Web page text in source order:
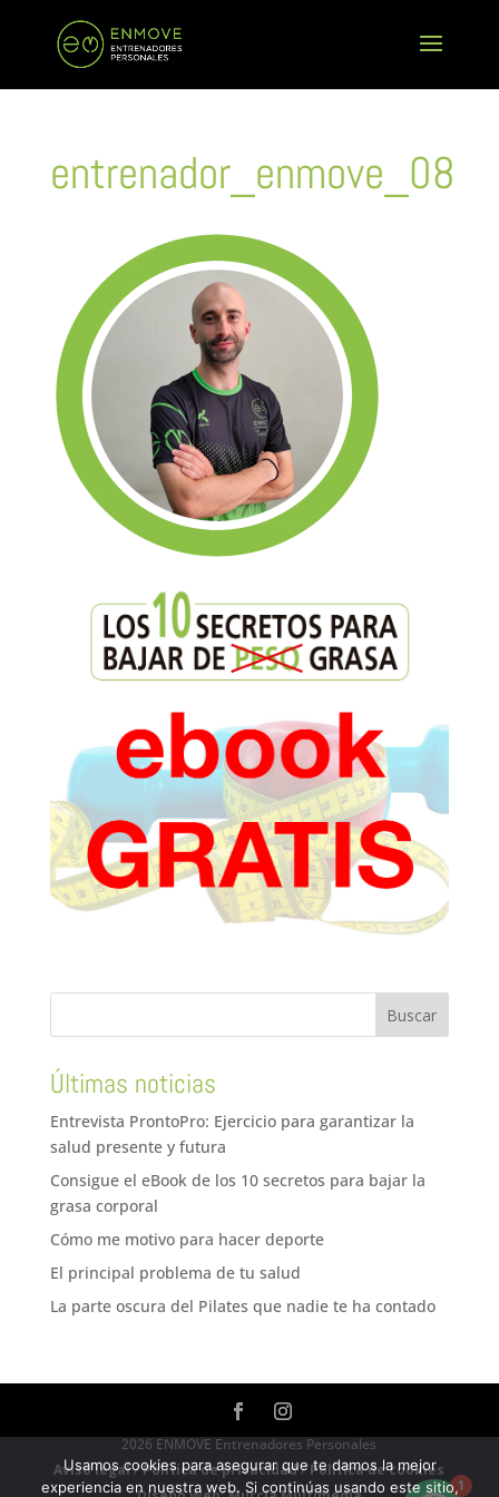
entrenador_enmove_08
Últimas noticias
Entrevista ProntoPro: Ejercicio para garantizar la
salud presente y futura
Consigue el eBook de los 10 secretos para bajar la
grasa corporal
Cómo me motivo para hacer deporte
El principal problema de tu salud
La parte oscura del Pilates que nadie te ha contado
2026 ENMOVE Entrenadores Personales
Aviso legal/Política de privacidad/Política de cookies
1
Usamos cookies para asegurar que te damos la mejor
experiencia en nuestra web. Si continúas usando este sitio,